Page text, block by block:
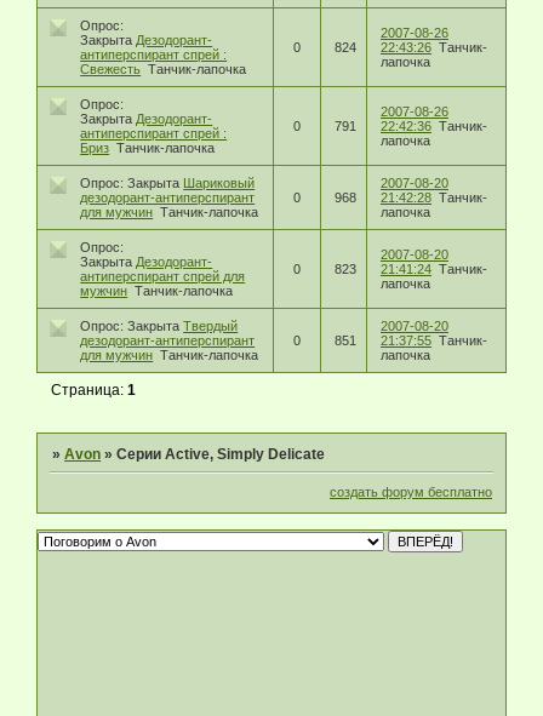
Опрос:
Закрыта Дезодорант-
антиперспирант спрей :
Свежесть Танчик-лапочка
0 824
2007-08-26
22:43:26 Танчик-
лапочка
Опрос:
Закрыта Дезодорант-
антиперспирант спрей :
Бриз Танчик-лапочка
0 791
2007-08-26
22:42:36 Танчик-
лапочка
Опрос: Закрыта Шариковый
дезодорант-антиперспирант
для мужчин Танчик-лапочка
0 968
2007-08-20
21:42:28 Танчик-
лапочка
Опрос:
Закрыта Дезодорант-
антиперспирант спрей для
мужчин Танчик-лапочка
0 823
2007-08-20
21:41:24 Танчик-
лапочка
Опрос: ЗакрытаТвердый
дезодорант-антиперспирант
для мужчин Танчик-лапочка
0 851
2007-08-20
21:37:55 Танчик-
лапочка
Страница:1
»Avon »Серии Active, Simply Delicate
создать форум бесплатно